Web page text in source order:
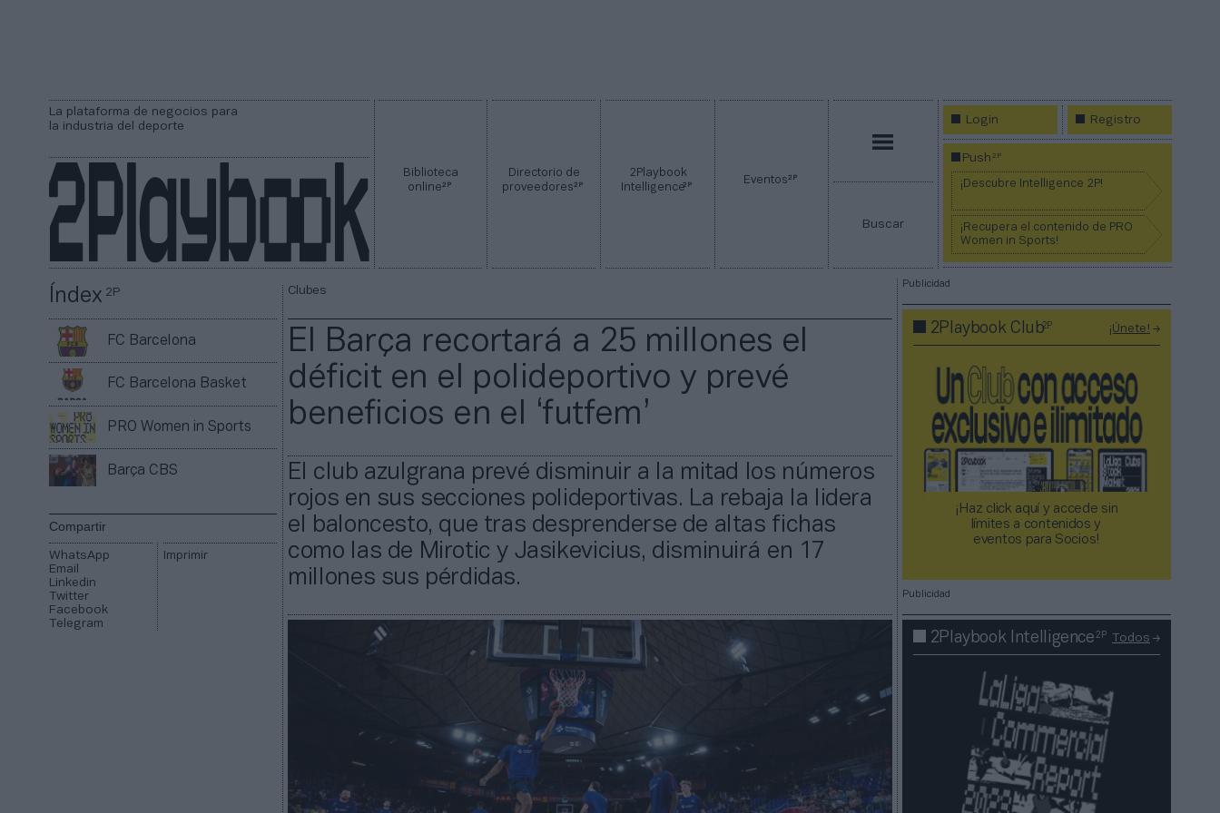
La plataforma de negocios para
la industria del deporte
Biblioteca
online2P
Directorio de
proveedores2P
2Playbook
Intelligence2P Eventos2P
Buscar
Login Registro
Push2P
¡Descubre Intelligence 2P!
¡Recupera el contenido de PRO
Women in Sports!
Índex2P
FC Barcelona
FC Barcelona Basket
PRO Women in Sports
Barça CBS
Compartir
WhatsApp
Email
Linkedin
Twitter
Facebook
Telegram
Imprimir
Clubes
El Barça recortará a 25 millones el
déficit en el polideportivo y prevé
beneficios en el ‘futfem’
El club azulgrana prevé disminuir a la mitad los números
rojos en sus secciones polideportivas. La rebaja la lidera
el baloncesto, que tras desprenderse de altas fichas
como las de Mirotic y Jasikevicius, disminuirá en 17
millones sus pérdidas.
Publicidad
2Playbook Club2P ¡Únete!
¡Haz click aquí y accede sin
límites a contenidos y
eventos para Socios!​​​​​​​
Publicidad
2Playbook Intelligence2P Todos